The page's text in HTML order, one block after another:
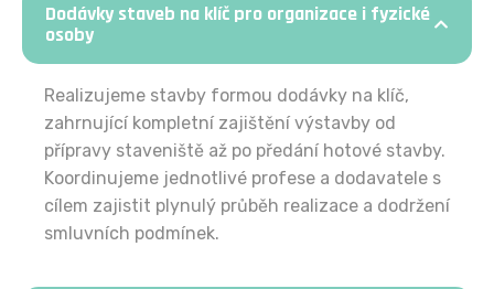
Dodávky staveb na klíč pro organizace i fyzické
osoby
Realizujeme stavby formou dodávky na klíč,
zahrnující kompletní zajištění výstavby od
přípravy staveniště až po předání hotové stavby.
Koordinujeme jednotlivé profese a dodavatele s
cílem zajistit plynulý průběh realizace a dodržení
smluvních podmínek.